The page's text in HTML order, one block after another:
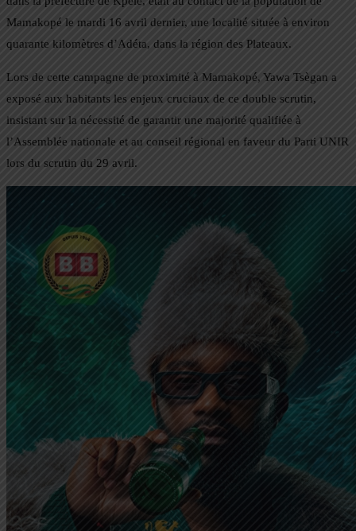
Mamakopé le mardi 16 avril dernier, une localité située à environ
quarante kilomètres d’Adéta, dans la région des Plateaux.
Lors de cette campagne de proximité à Mamakopé, Yawa Tsègan a
exposé aux habitants les enjeux cruciaux de ce double scrutin,
insistant sur la nécessité de garantir une majorité qualifiée à
l’Assemblée nationale et au conseil régional en faveur du Parti UNIR
lors du scrutin du 29 avril.